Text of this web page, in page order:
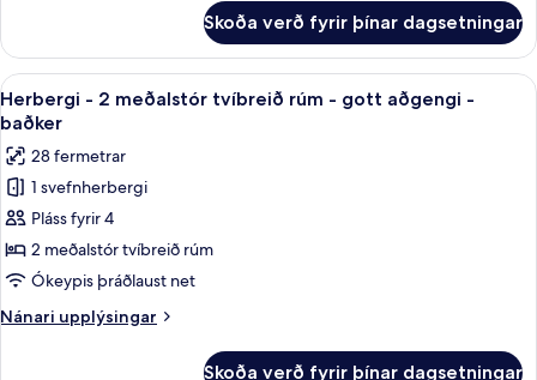
gott
aðgengi
(Shower)
-
stórt
tvíbreitt
gott
aðgengi
(Shower)
Skoða verð fyrir þínar dagsetningar
Skoða
allar
myndir
fyrir
Herbergi
-
2
meðalstór
tvíbreið
rúm
Rúmföt af bestu gerð, rúm með
5
Herbergi - 2 meðalstór tvíbreið rúm - gott aðgengi -
baðker
28 fermetrar
1 svefnherbergi
Pláss fyrir 4
2 meðalstór tvíbreið rúm
Ókeypis þráðlaust net
Nánari upplýsingar
Nánari
Skoða verð fyrir þínar dagsetningar